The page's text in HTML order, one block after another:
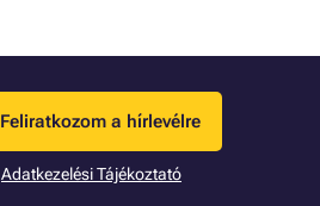
Feliratkozom a hírlevélre
Adatkezelési Tájékoztató